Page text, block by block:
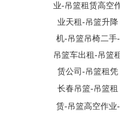
长春吊篮-吊篮租
赁-吊篮高空作业-